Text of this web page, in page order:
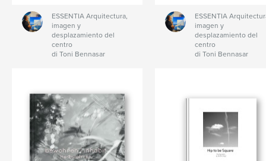
ESSENTIA Arquitectura,
imagen y
desplazamiento del
centro
di Toni Bennasar
ESSENTIA
imagen y
desplazamiento del
centro
di Toni Bennasar